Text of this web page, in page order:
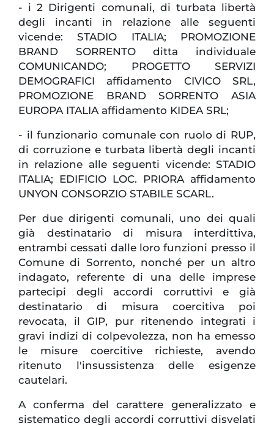
- i 2 Dirigenti comunali, di turbata libertà
degli incanti in relazione alle seguenti
vicende: STADIO ITALIA; PROMOZIONE
BRAND SORRENTO ditta individuale
COMUNICANDO; PROGETTO SERVIZI
DEMOGRAFICI affidamento CIVICO SRL,
PROMOZIONE BRAND SORRENTO ASIA
EUROPA ITALIA affidamento KIDEA SRL;
- il funzionario comunale con ruolo di RUP,
di corruzione e turbata libertà degli incanti
in relazione alle seguenti vicende: STADIO
ITALIA; EDIFICIO LOC. PRIORA affidamento
UNYON CONSORZIO STABILE SCARL.
Per due dirigenti comunali, uno dei quali
già destinatario di misura interdittiva,
entrambi cessati dalle loro funzioni presso il
Comune di Sorrento, nonché per un altro
indagato, referente di una delle imprese
partecipi degli accordi corruttivi e già
destinatario di misura coercitiva poi
revocata, il GIP, pur ritenendo integrati i
gravi indizi di colpevolezza, non ha emesso
le misure coercitive richieste, avendo
ritenuto l'insussistenza delle esigenze
cautelari.
A conferma del carattere generalizzato e
sistematico degli accordi corruttivi disvelati